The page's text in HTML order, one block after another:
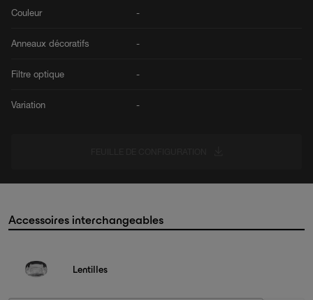
Couleur -
Anneaux décoratifs -
Filtre optique -
Variation -
Accessoires interchangeables
Lentilles